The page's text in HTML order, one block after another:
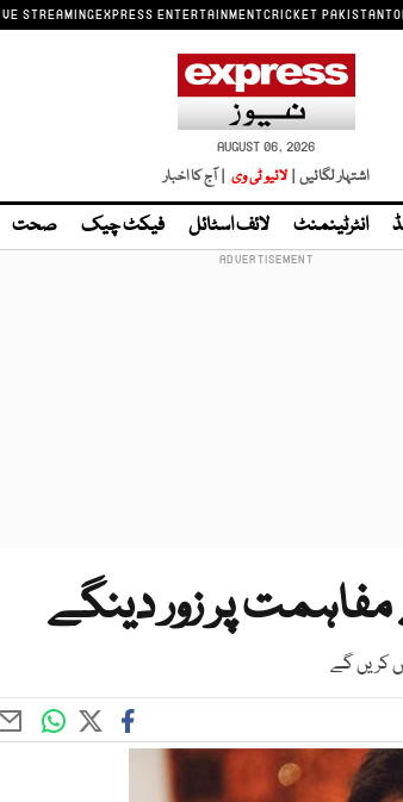
STREAMINGEXPRESS ENTERTAINMENTCRICKET PAKISTAN
AUGUST 06, 2026
اشتہار لگائیں | لائیو ٹی وی | آج کا اخبار
انٹرٹینمنٹ لائف اسٹائل فیکٹ چیک صحت
پر زور دینگے
کریں گے